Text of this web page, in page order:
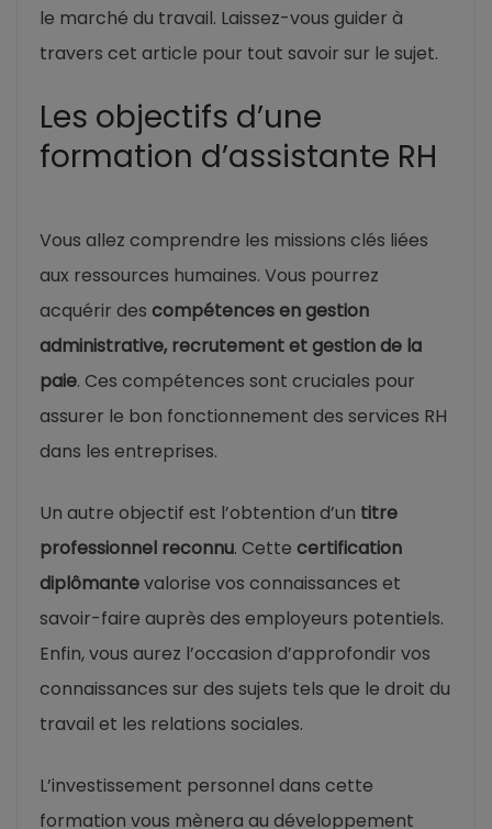
le marché du travail. Laissez-vous guider à
travers cet article pour tout savoir sur le sujet.
Les objectifs d’une
formation d’assistante RH
Vous allez comprendre les missions clés liées
aux ressources humaines. Vous pourrez
acquérir des compétences en gestion
administrative, recrutement et gestion de la
paie. Ces compétences sont cruciales pour
assurer le bon fonctionnement des services RH
dans les entreprises.
Un autre objectif est l’obtention d’un titre
professionnel reconnu. Cette certification
diplômantevalorise vos connaissances et
savoir-faire auprès des employeurs potentiels.
Enfin, vous aurez l’occasion d’approfondir vos
connaissances sur des sujets tels que le droit du
travail et les relations sociales.
L’investissement personnel dans cette
formation vous mènera au développement